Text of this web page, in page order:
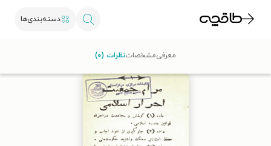
دسته‌بندی‌ها
تخفیف از طاقچه دریافت کن.
معرفیمشخصاتنظرات (۰)